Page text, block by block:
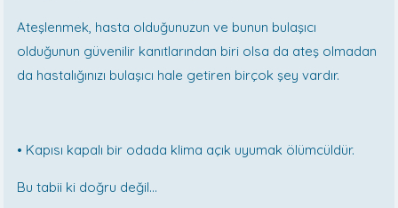
Ateşlenmek, hasta olduğunuzun ve bunun bulaşıcı
olduğunun güvenilir kanıtlarından biri olsa da ateş olmadan
da hastalığınızı bulaşıcı hale getiren birçok şey vardır.
• Kapısı kapalı bir odada klima açık uyumak ölümcüldür.
Bu tabii ki doğru değil...